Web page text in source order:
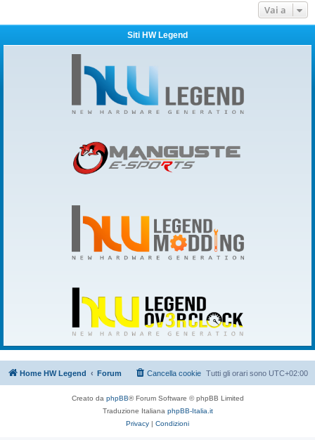
Vai a
Siti HW Legend
Home HW Legend Forum Tutti gli orari sono UTC+02:00
Cancella cookie
Creato da phpBB® Forum Software © phpBB Limited
Traduzione Italiana phpBB-Italia.it
Privacy | Condizioni